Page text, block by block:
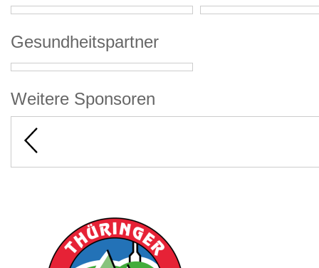
Gesundheitspartner
Weitere Sponsoren